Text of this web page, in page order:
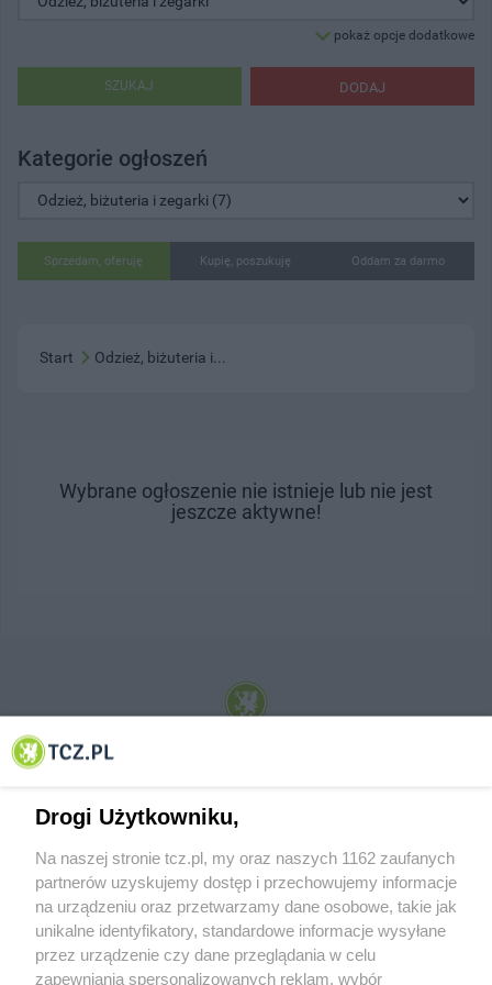
pokaż opcje dodatkowe
DODAJ
SZUKAJ
Kategorie ogłoszeń
Sprzedam, oferuję Kupię, poszukuję Oddam za darmo
Start Odzież, biżuteria i...
Wybrane ogłoszenie nie istnieje lub nie jest
jeszcze aktywne!
© 2001-2026 Tczew - TCZ.PL Sp. z o.o. Internetowy Serwis Informacyjny Miasta
Drogi Użytkowniku,
Na naszej stronie tcz.pl, my oraz naszych 1162 zaufanych
partnerów uzyskujemy dostęp i przechowujemy informacje
na urządzeniu oraz przetwarzamy dane osobowe, takie jak
unikalne identyfikatory, standardowe informacje wysyłane
przez urządzenie czy dane przeglądania w celu
zapewniania spersonalizowanych reklam, wybór